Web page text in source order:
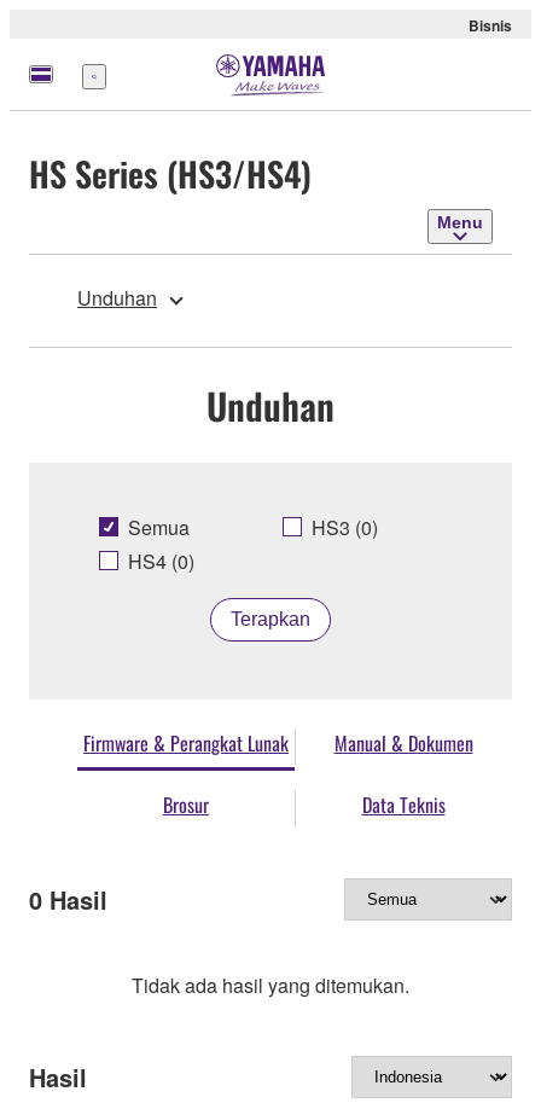
Bisnis
Menu
HS Series (HS3/HS4)
Menu
Unduhan
Unduhan
Semua
HS3 (0)
HS4 (0)
Terapkan
Firmware & Perangkat Lunak Manual & Dokumen
Brosur Data Teknis
0 Hasil
Tidak ada hasil yang ditemukan.
Hasil